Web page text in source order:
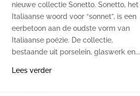
nieuwe collectie Sonetto. Sonetto, het
Italiaanse woord voor “sonnet”, is een
eerbetoon aan de oudste vorm van
Italiaanse poëzie. De collectie,
bestaande uit porselein, glaswerk en...
Lees verder